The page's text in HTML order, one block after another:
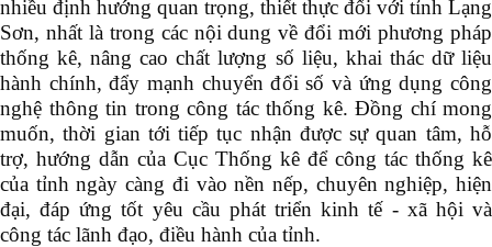
nhiều định hướng quan trọng, thiết thực đối với tỉnh Lạng
Sơn, nhất là trong các nội dung về đổi mới phương pháp
thống kê, nâng cao chất lượng số liệu, khai thác dữ liệu
hành chính, đẩy mạnh chuyển đổi số và ứng dụng công
nghệ thông tin trong công tác thống kê. Đồng chí mong
muốn, thời gian tới tiếp tục nhận được sự quan tâm, hỗ
trợ, hướng dẫn của Cục Thống kê để công tác thống kê
của tỉnh ngày càng đi vào nền nếp, chuyên nghiệp, hiện
đại, đáp ứng tốt yêu cầu phát triển kinh tế - xã hội và
công tác lãnh đạo, điều hành của tỉnh.